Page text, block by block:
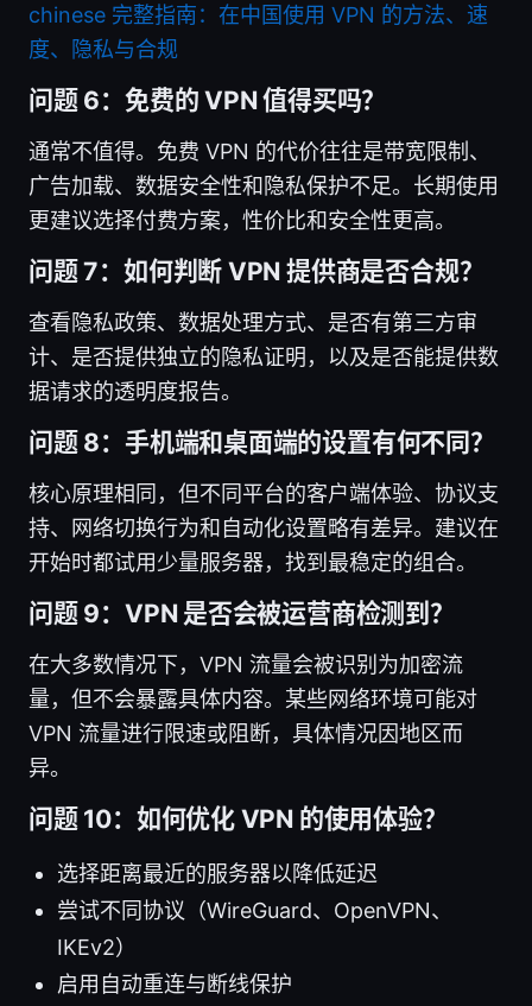
chinese 完整指南：在中国使用 VPN 的方法、速
度、隐私与合规
问题 6：免费的 VPN 值得买吗？
通常不值得。免费 VPN 的代价往往是带宽限制、
广告加载、数据安全性和隐私保护不足。长期使用
更建议选择付费方案，性价比和安全性更高。
问题 7：如何判断 VPN 提供商是否合规？
查看隐私政策、数据处理方式、是否有第三方审
计、是否提供独立的隐私证明，以及是否能提供数
据请求的透明度报告。
问题 8：手机端和桌面端的设置有何不同？
核心原理相同，但不同平台的客户端体验、协议支
持、网络切换行为和自动化设置略有差异。建议在
开始时都试用少量服务器，找到最稳定的组合。
问题 9：VPN 是否会被运营商检测到？
在大多数情况下，VPN 流量会被识别为加密流
量，但不会暴露具体内容。某些网络环境可能对
VPN 流量进行限速或阻断，具体情况因地区而
异。
问题 10：如何优化 VPN 的使用体验？
选择距离最近的服务器以降低延迟
尝试不同协议（WireGuard、OpenVPN、
IKEv2）
启用自动重连与断线保护